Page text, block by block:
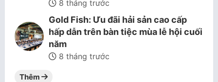
8 tháng trước
Gold Fish: Ưu đãi hải sản cao cấp
hấp dẫn trên bàn tiệc mùa lễ hội cuối
năm
8 tháng trước
Thêm